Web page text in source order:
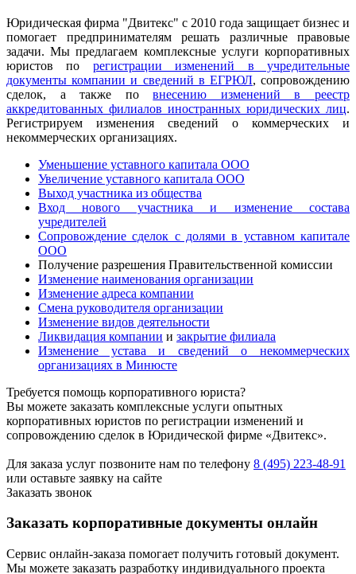
Юридическая фирма "Двитекс" с 2010 года защищает бизнес и
помогает предпринимателям решать различные правовые
задачи. Мы предлагаем комплексные услуги корпоративных
юристов по регистрации изменений в учредительные
документы компании и сведений в ЕГРЮЛ, сопровождению
сделок, а также повнесению изменений в реестр
аккредитованных филиалов иностранных юридических лиц.
Регистрируем изменения сведений о коммерческих и
некоммерческих организациях.
Уменьшение уставного капитала ООО
Увеличение уставного капитала ООО
Выход участника из общества
Вход нового участника и изменение состава
учредителей
Сопровождение сделок с долями в уставном капитале
ООО
Получение разрешения Правительственной комиссии
Изменение наименования организации
Изменение адреса компании
Смена руководителя организации
Изменение видов деятельности
Ликвидация компании и закрытие филиала
Изменение устава и сведений о некоммерческих
организациях в Минюсте
Требуется помощь корпоративного юриста?
Вы можете заказать комплексные услуги опытных
корпоративных юристов по регистрации изменений и
сопровождению сделок в Юридической фирме «Двитекс».
Для заказа услуг позвоните нам по телефону 8 (495) 223-48-91
или оставьте заявку на сайте
Заказать звонок
Заказать корпоративные документы онлайн
Сервис онлайн-заказа помогает получить готовый документ.
Мы можете заказать разработку индивидуального проекта